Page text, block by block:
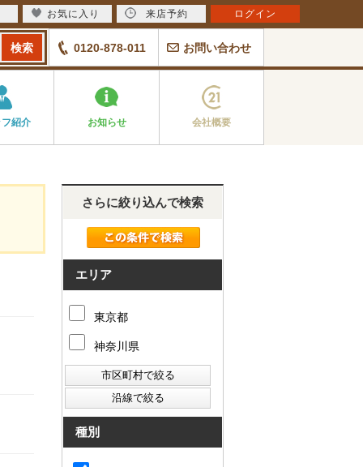
0120-878-011 お問い合わせ
紹介 お知らせ 会社概要
さらに絞り込んで検索
エリア
東京都
神奈川県
種別
お気に入り 来店予約 ログイン